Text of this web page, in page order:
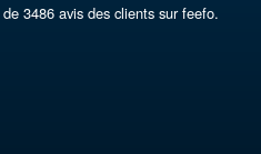
de3486 avis des clients sur feefo.